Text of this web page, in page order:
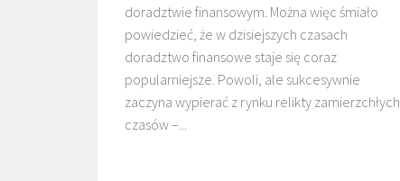
doradztwie finansowym. Można więc śmiało
powiedzieć, że w dzisiejszych czasach
doradztwo finansowe staje się coraz
popularniejsze. Powoli, ale sukcesywnie
zaczyna wypierać z rynku relikty zamierzchłych
czasów –...